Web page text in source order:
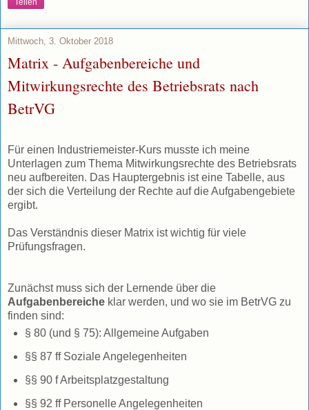
Mittwoch, 3. Oktober 2018
Matrix - Aufgabenbereiche und
Mitwirkungsrechte des Betriebsrats nach
BetrVG
Für einen Industriemeister-Kurs musste ich meine
Unterlagen zum Thema Mitwirkungsrechte des Betriebsrats
neu aufbereiten. Das Hauptergebnis ist eine Tabelle, aus
der sich die Verteilung der Rechte auf die Aufgabengebiete
ergibt.
Das Verständnis dieser Matrix ist wichtig für viele
Prüfungsfragen.
Zunächst muss sich der Lernende über die
Aufgabenbereiche klar werden, und wo sie im BetrVG zu
finden sind:
§ 80 (und § 75): Allgemeine Aufgaben
§§ 87 ff Soziale Angelegenheiten
§§ 90 f Arbeitsplatzgestaltung
§§ 92 ff Personelle Angelegenheiten